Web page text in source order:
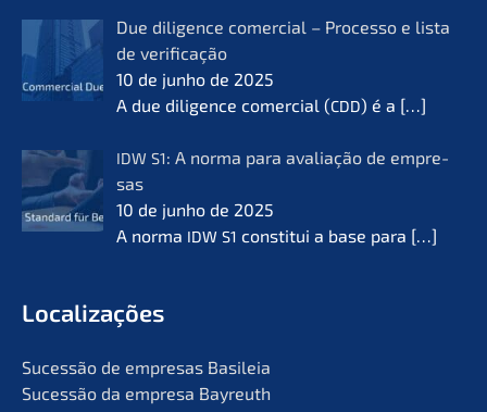
Due diligence comer­cial – Proces­so e lista
de verifi­ca­ção
10 de junho de 2025
A due diligence comer­cial (CDD) é a […]
IDW S1: A norma para avalia­ção de empre­
sas
10 de junho de 2025
A norma IDW S1 consti­tui a base para […]
Locali­za­ções
Suces­são de empre­sas Basileia
Suces­são da empre­sa Bayreuth